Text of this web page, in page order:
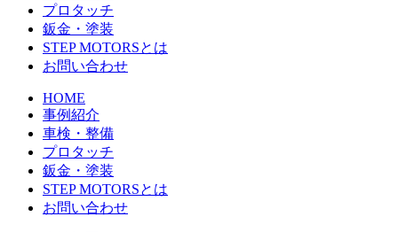
プロタッチ
鈑金・塗装
STEP MOTORSとは
お問い合わせ
HOME
事例紹介
車検・整備
プロタッチ
鈑金・塗装
STEP MOTORSとは
お問い合わせ